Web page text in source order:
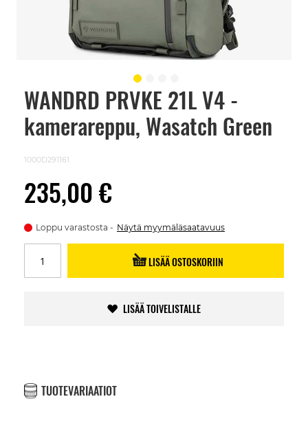
WANDRD PRVKE 21L V4 -
kamerareppu, Wasatch Green
1000D291161
235,00 €
Loppu varastosta Näytä myymäläsaatavuus
LISÄÄ OSTOSKORIIN
LISÄÄ TOIVELISTALLE
TUOTEVARIAATIOT
Skip
beginning
images